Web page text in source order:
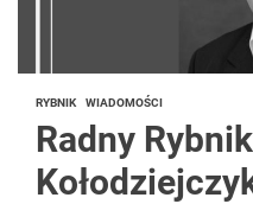
RYBNIK WIADOMOŚCI
Radny